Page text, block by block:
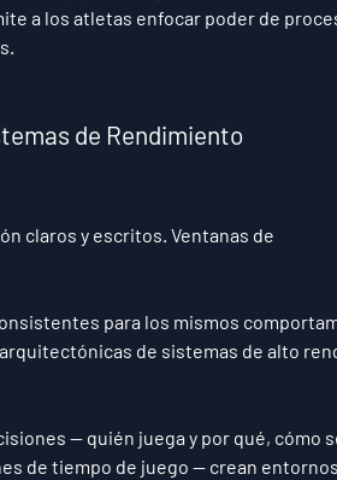
a los atletas enfocar poder de
de Rendimiento
claros y escritos. Ventanas de
para los mismos
de sistemas de alto
— quién juega y por qué, cómo
de tiempo de juego — crean